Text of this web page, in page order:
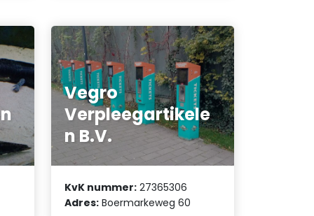
Vegro
Verpleegartikele
n B.V.
KvK nummer: 27365306
Adres: Boermarkeweg 60